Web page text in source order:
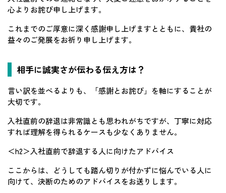
心よりお詫び申し上げます。
これまでのご厚意に深く感謝申し上げますとともに、貴社の
益々のご発展をお祈り申し上げます。
相手に誠実さが伝わる伝え方は？
言い訳を並べるよりも、「感謝とお詫び」を軸にすることが
大切です。
入社直前の辞退は非常識とも思われがちですが、丁寧に対応
すれば理解を得られるケースも少なくありません。
＜h2＞入社直前で辞退する人に向けたアドバイス
ここからは、どうしても踏ん切りが付かずに悩んでいる人に
向けて、決断のためのアドバイスをお送りします。